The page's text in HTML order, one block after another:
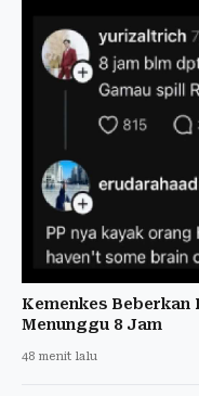
Kemenkes Beberkan
Menunggu 8 Jam
48 menit lalu